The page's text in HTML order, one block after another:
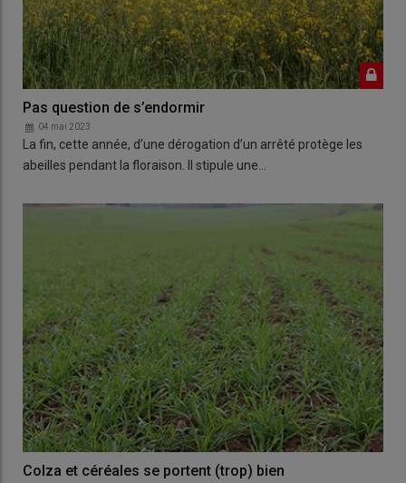
Pas question de s’endormir
04 mai 2023
La fin, cette année, d’une dérogation d’un arrêté protège les
abeilles pendant la floraison. Il stipule une…
Colza et céréales se portent (trop) bien